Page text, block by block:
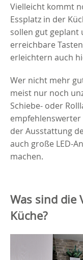
Vielleicht kommt
Essplatz in der
sollen gut geplant
erreichbare
erleichtern auch
Wer nicht mehr
meist nur noch
Schiebe- oder
empfehlenswerter
der Ausstattung
auch große LED-
machen.
Was sind die
Küche?